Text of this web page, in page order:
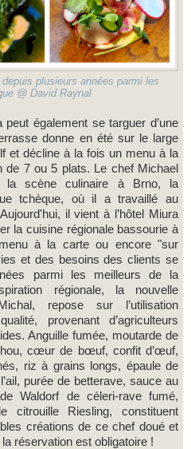
plusieurs années parmi les
@ David Raynal
donne en été sur le large
et décline à la fois un menu à la
de 7 ou 5 plats. Le chef Michael
la scène culinaire à Brno, la
tchèque, où il a travaillé au
il vient à l’hôtel Miura
la cuisine régionale bassourie à
à la carte ou encore "sur
et des besoins des clients se
parmi les meilleurs de la
régionale, la nouvelle
repose sur l’utilisation
provenant d’agriculteurs
Anguille fumée, moutarde de
cœur de bœuf, confit d’œuf,
riz à grains longs, épaule de
purée de betterave, sauce au
Waldorf de céleri-rave fumé,
citrouille Riesling, constituent
créations de ce chef doué et
réservation est obligatoire !